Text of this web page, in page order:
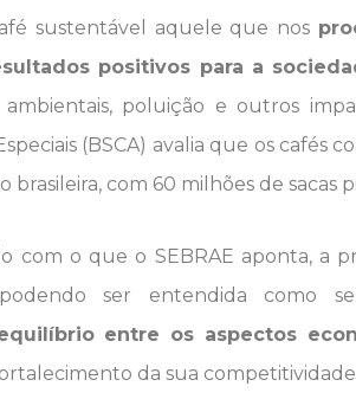
sustentável aquele que nos
positivos para a
poluição e outros
(BSCA) avalia que os
brasileira, com 60 milhões de sacas
com o que o SEBRAE aponta, a
podendo ser entendida como
entre os aspectos
da sua